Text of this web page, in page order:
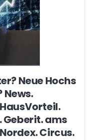
Neue Hochs
Geberit. ams
Circus.